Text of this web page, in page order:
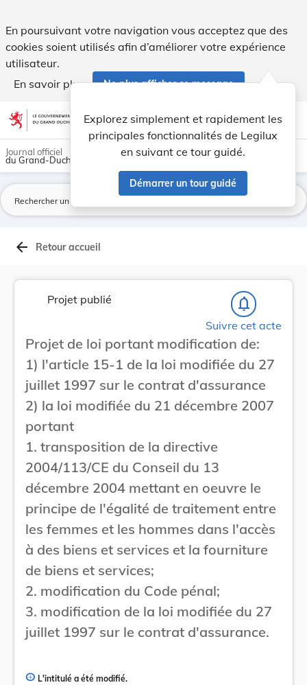
En poursuivant votre navigation vous acceptez que des
cookies soient utilisés afin d’améliorer votre expérience
utilisateur.
En savoir plus
Ne plus afficher ce message
Aller au contenu account_circle help Aide
Explorez simplement et rapidement les
principales fonctionnalités de Legilux
en suivant ce tour guidé.
Démarrer un tour guidé
light_mode dark_mode
Journal officiel
du Grand-Duché de Luxembourg
arrow_back Retour accueil
Projet publié notifications_none
Suivre cet acte
Projet de loi portant modification de:
1) l'article 15-1 de la loi modifiée du 27
juillet 1997 sur le contrat d'assurance
2) la loi modifiée du 21 décembre 2007
portant
1. transposition de la directive
2004/113/CE du Conseil du 13
décembre 2004 mettant en oeuvre le
principe de l'égalité de traitement entre
les femmes et les hommes dans l'accès
à des biens et services et la fourniture
de biens et services;
2. modification du Code pénal;
3. modification de la loi modifiée du 27
juillet 1997 sur le contrat d'assurance.
L'intitulé a été modifié.